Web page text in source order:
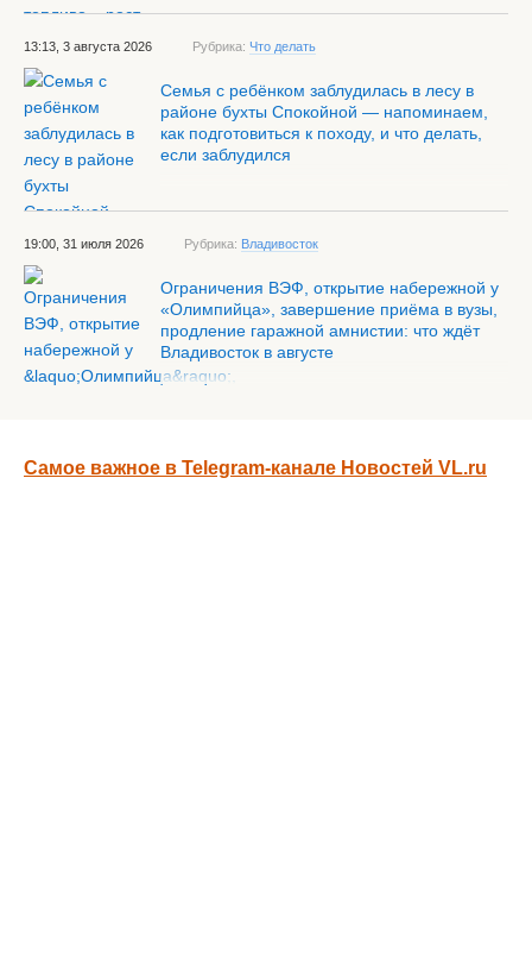
13:13, 3 августа 2026 Рубрика: Что делать
Семья с ребёнком заблудилась в лесу в
районе бухты Спокойной — напоминаем,
как подготовиться к походу, и что делать,
если заблудился
19:00, 31 июля 2026 Рубрика: Владивосток
Ограничения ВЭФ, открытие набережной у
«Олимпийца», завершение приёма в вузы,
продление гаражной амнистии: что ждёт
Владивосток в августе
Самое важное в Telegram-канале Новостей VL.ru